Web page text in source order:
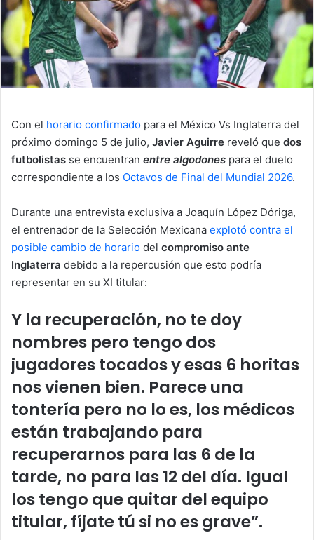
a
i
Con el horario confirmado para el México Vs Inglaterra del
próximo domingo 5 de julio, Javier Aguirre reveló que dos
futbolistas se encuentran entre algodones para el duelo
correspondiente a los Octavos de Final del Mundial 2026.
Durante una entrevista exclusiva a Joaquín López Dóriga,
el entrenador de la Selección Mexicana explotó contra el
posible cambio de horario del compromiso ante
Inglaterra debido a la repercusión que esto podría
representar en su XI titular:
Y la recuperación, no te doy
nombres pero tengo dos
jugadores tocados y esas 6 horitas
nos vienen bien. Parece una
tontería pero no lo es, los médicos
están trabajando para
recuperarnos para las 6 de la
tarde, no para las 12 del día. Igual
los tengo que quitar del equipo
titular, fíjate tú si no es grave”.